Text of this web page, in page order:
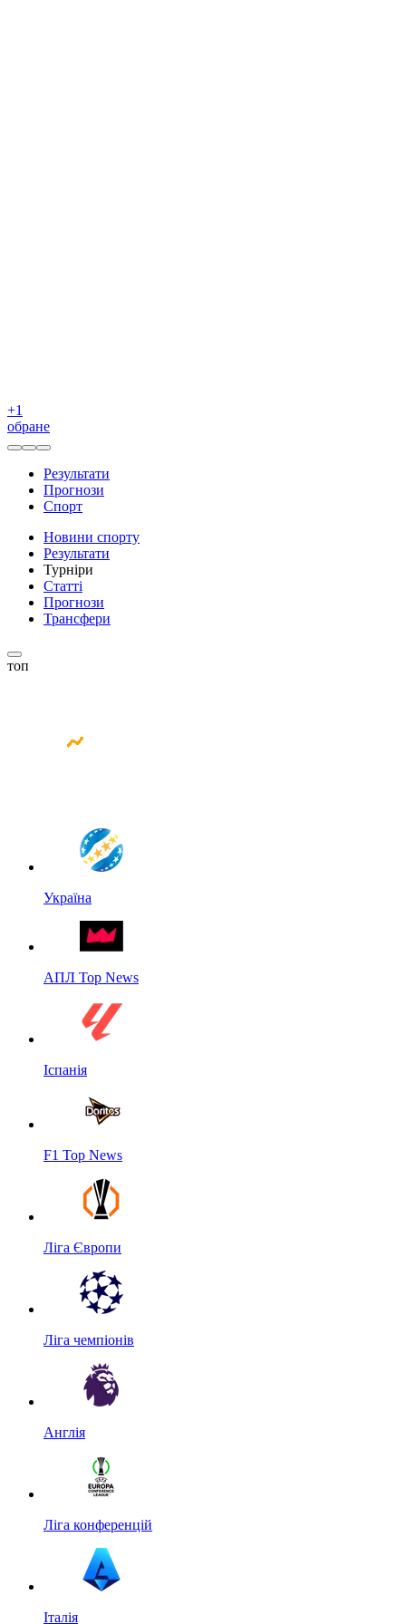
+1
обране
Результати
Прогнози
Спорт
Новини спорту
Результати
Турніри
Статті
Прогнози
Трансфери
топ
Україна
АПЛ Top News
Іспанія
F1 Top News
Ліга Європи
Ліга чемпіонів
Англія
Ліга конференцій
Італія